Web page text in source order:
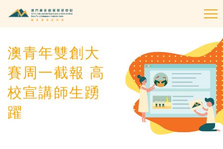
澳青年雙創大
賽周一截報 高
校宣講師生踴
躍